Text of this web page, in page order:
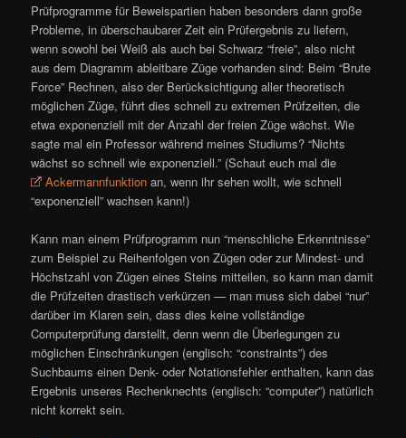
Prüfprogramme für Beweispartien haben besonders dann große
Probleme, in überschaubarer Zeit ein Prüfergebnis zu liefern,
wenn sowohl bei Weiß als auch bei Schwarz “freie”, also nicht
aus dem Diagramm ableitbare Züge vorhanden sind: Beim “Brute
Force” Rechnen, also der Berücksichtigung aller theoretisch
möglichen Züge, führt dies schnell zu extremen Prüfzeiten, die
etwa exponenziell mit der Anzahl der freien Züge wächst. Wie
sagte mal ein Professor während meines Studiums? “Nichts
wächst so schnell wie exponenziell.” (Schaut euch mal die
Ackermannfunktion an, wenn ihr sehen wollt, wie schnell
“exponenziell” wachsen kann!)
Kann man einem Prüfprogramm nun “menschliche Erkenntnisse”
zum Beispiel zu Reihenfolgen von Zügen oder zur Mindest- und
Höchstzahl von Zügen eines Steins mitteilen, so kann man damit
die Prüfzeiten drastisch verkürzen — man muss sich dabei “nur”
darüber im Klaren sein, dass dies keine vollständige
Computerprüfung darstellt, denn wenn die Überlegungen zu
möglichen Einschränkungen (englisch: “constraints”) des
Suchbaums einen Denk- oder Notationsfehler enthalten, kann das
Ergebnis unseres Rechenknechts (englisch: “computer”) natürlich
nicht korrekt sein.